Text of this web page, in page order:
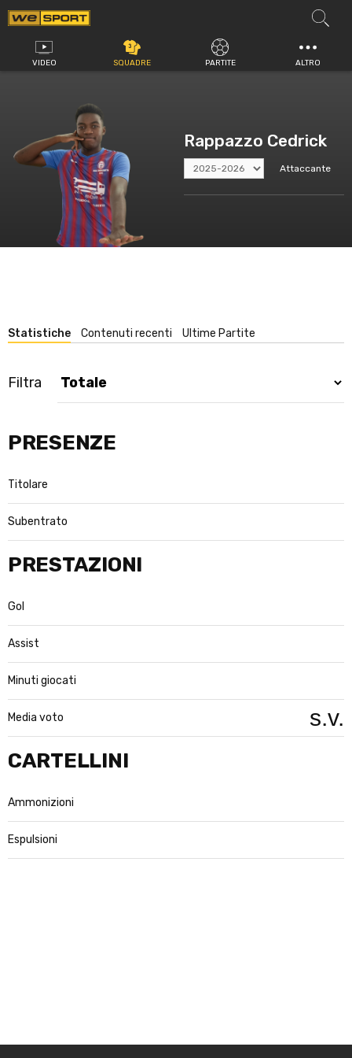
Vai
al
contenuto
VIDEO SQUADRE PARTITE ALTRO
Rappazzo Cedrick
Attaccante
Statistiche Contenuti recenti Ultime Partite
Filtra
PRESENZE
Titolare
Subentrato
CARTELLINI
Ammonizioni
Espulsioni
PRESTAZIONI
Gol
Assist
Minuti giocati
Media voto s.v.